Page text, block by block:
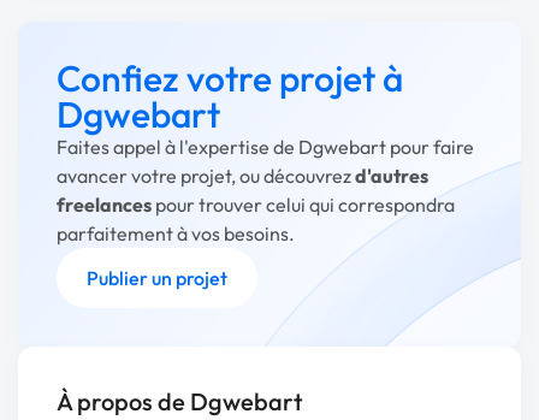
Confiez votre projet à
Dgwebart
Faites appel à l'expertise de Dgwebart pour faire
avancer votre projet, ou découvrezd'autres
freelances pour trouver celui qui correspondra
parfaitement à vos besoins.
Publier un projet
À propos de Dgwebart